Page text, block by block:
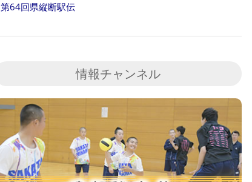
第64回県縦断駅伝
情報チャンネル